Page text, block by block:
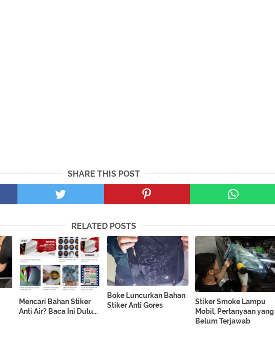
SHARE THIS POST
RELATED POSTS
Mencari Bahan Stiker
Anti Air? Baca Ini Dulu...
Boke Luncurkan Bahan
Stiker Anti Gores
Stiker Smoke Lampu
Mobil, Pertanyaan yang
Belum Terjawab